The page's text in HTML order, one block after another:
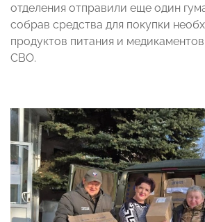
отделения отправили еще один
собрав средства для покупки
продуктов питания и
СВО.